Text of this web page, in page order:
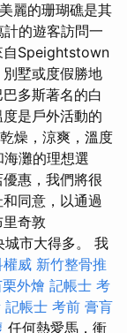
麗的珊瑚礁是其
的遊客訪問一
自Speightstown
墅或度假勝地
多斯著名的白
是戶外活動的
燥，涼爽，溫度
灘的理想選
惠，我們將很
同意，以通過
奇敦
城市大得多。 我
權威 新竹整骨推
外燴 記帳士 考
記帳士 考前 膏肓
任何熱愛馬，衝